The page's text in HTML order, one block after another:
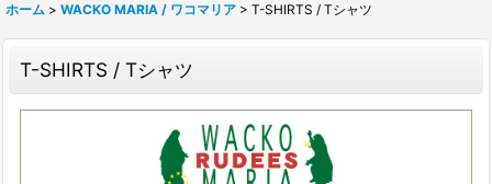
ホーム > WACKO MARIA / ワコマリア > T-SHIRTS / Tシャツ
T-SHIRTS / Tシャツ